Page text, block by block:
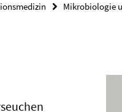
Mikrobiologie